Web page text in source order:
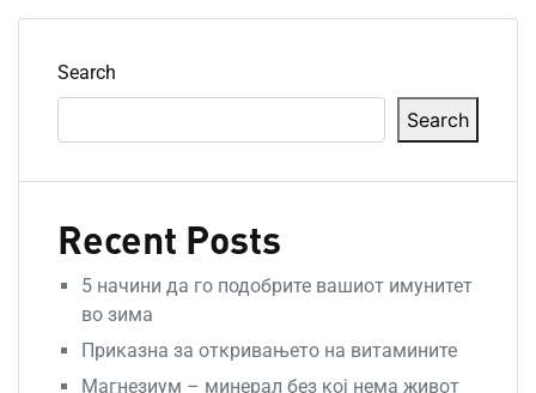
Search
Search
Recent Posts
5 начини да го подобрите вашиот имунитет
во зима
Приказна за откривањето на витамините
Магнезиум – минерал без кој нема живот